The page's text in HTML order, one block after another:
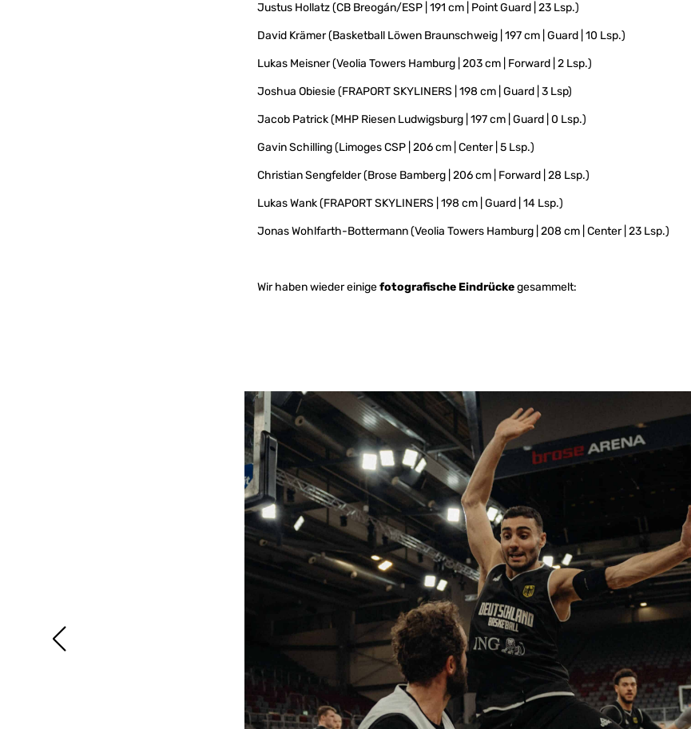
Justus Hollatz (CB Breogán/ESP | 191 cm | Point Guard | 23 Lsp.)
David Krämer (Basketball Löwen Braunschweig | 197 cm | Guard | 10 Lsp.)
Lukas Meisner (Veolia Towers Hamburg | 203 cm | Forward | 2 Lsp.)
Joshua Obiesie (FRAPORT SKYLINERS | 198 cm | Guard | 3 Lsp)
Jacob Patrick (MHP Riesen Ludwigsburg | 197 cm | Guard | 0 Lsp.)
Gavin Schilling (Limoges CSP | 206 cm | Center | 5 Lsp.)
Christian Sengfelder (Brose Bamberg | 206 cm | Forward | 28 Lsp.)
Lukas Wank (FRAPORT SKYLINERS | 198 cm | Guard | 14 Lsp.)
Jonas Wohlfarth-Bottermann (Veolia Towers Hamburg | 208 cm | Center | 23 Lsp.)
Wir haben wieder einigefotografische Eindrückegesammelt: